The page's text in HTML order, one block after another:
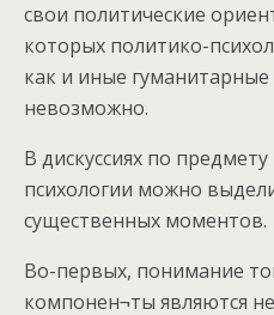
свои политические
которых политико-
как и иные гуманитарные
невозможно.
В дискуссиях по
психологии можно
существенных моментов.
Во-первых, понимание
компонен¬ты являются